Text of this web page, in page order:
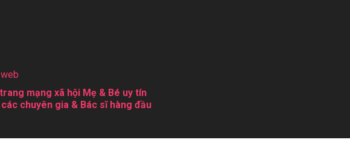
mạng xã hội Mẹ & Bé uy tín
chuyên gia & Bác sĩ hàng đầu